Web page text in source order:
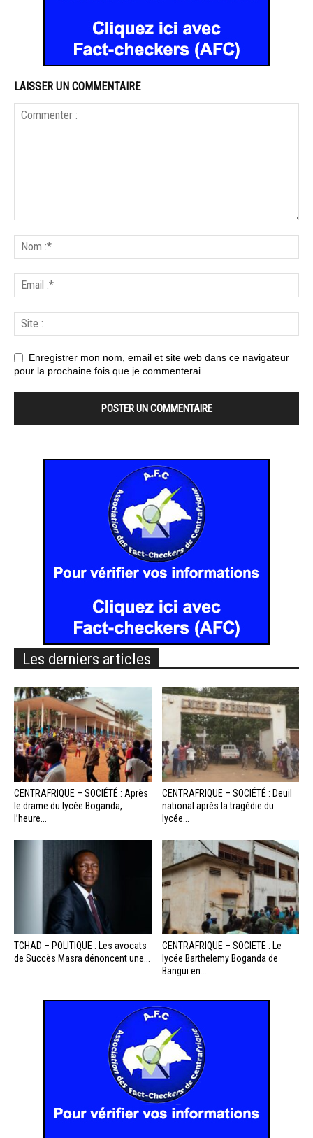
LAISSER UN COMMENTAIRE
Enregistrer mon nom, email et site web dans ce navigateur
pour la prochaine fois que je commenterai.
Les derniers articles
CENTRAFRIQUE – SOCIÉTÉ : Après
le drame du lycée Boganda,
l’heure...
CENTRAFRIQUE – SOCIÉTÉ : Deuil
national après la tragédie du
lycée...
TCHAD – POLITIQUE : Les avocats
de Succès Masra dénoncent une...
CENTRAFRIQUE – SOCIETE : Le
lycée Barthelemy Boganda de
Bangui en...